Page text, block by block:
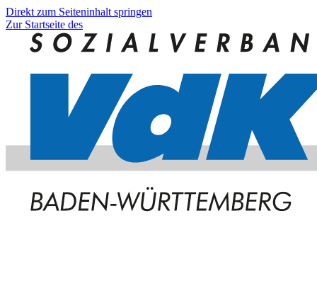
Direkt zum Seiteninhalt springen
Zur Startseite des